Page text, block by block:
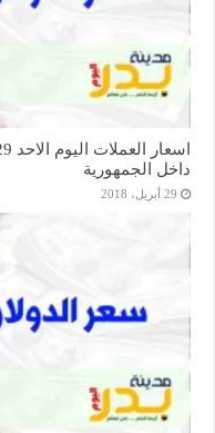
داخل الجمهورية
29 أبريل، 2018